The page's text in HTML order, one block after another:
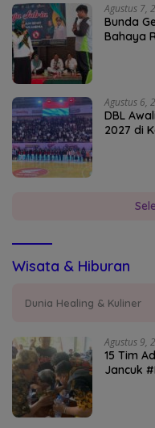
Agustus 7,
Bunda
Bahaya
Agustus 6,
DBL
2027 di
Wisata & Hiburan
Dunia Healing & Kuliner
Agustus 9,
15 Tim
Jancuk